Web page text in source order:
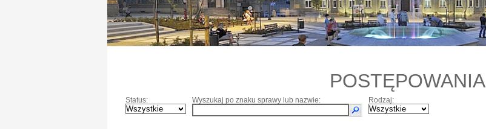
POSTĘPOWANIA
Status: Wyszukaj po znaku sprawy lub nazwie: Rodzaj: